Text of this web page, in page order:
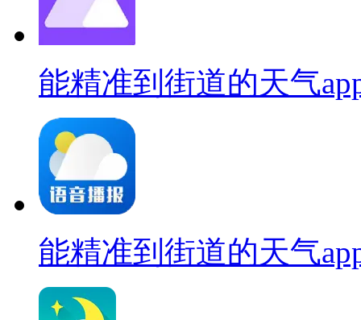
能精准到街道的天气
能精准到街道的天气